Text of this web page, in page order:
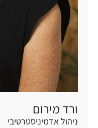
ורד מירום
ניהול אדמיניסטרטיבי